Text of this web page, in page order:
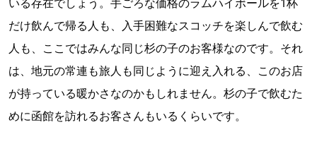
だけ飲んで帰る人も、入手困難なスコッチを楽しんで飲む
人も、ここではみんな同じ杉の子のお客様なのです。それ
は、地元の常連も旅人も同じように迎え入れる、このお店
が持っている暖かさなのかもしれません。杉の子で飲むた
めに函館を訪れるお客さんもいるくらいです。